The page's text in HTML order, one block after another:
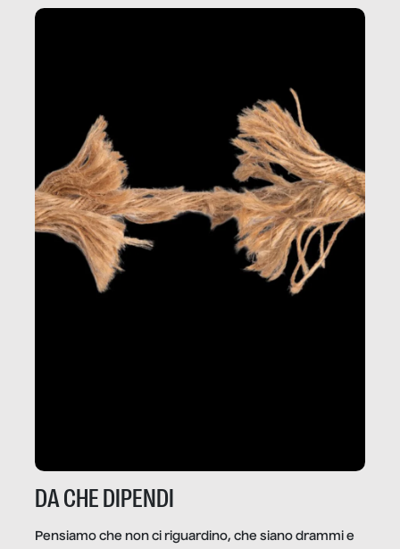
dietro gli oggetti e i servizi che fanno la nostra vita
DA CHE DIPENDI
Pensiamo che non ci riguardino, che siano drammi e